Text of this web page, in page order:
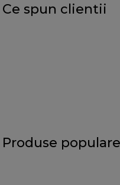
Ce spun clientii
Produse populare